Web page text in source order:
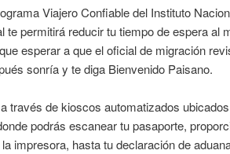
Viajero Confiable del Instituto
permitirá reducir tu tiempo de espera al
esperar a que el oficial de migración
sonría y te diga Bienvenido Paisano.
través de kioscos automatizados
podrás escanear tu pasaporte,
impresora, hasta tu declaración de